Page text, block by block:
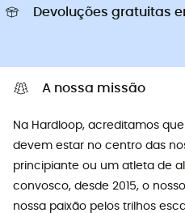
Devoluções gratuitas
A nossa missão
Na Hardloop, acreditamos
devem estar no centro das
principiante ou um atleta de
convosco, desde 2015, o
nossa paixão pelos trilhos